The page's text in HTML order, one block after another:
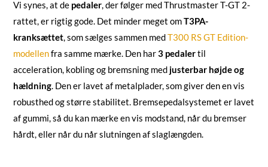
Vi synes, at de pedaler, der følger med Thrustmaster T-GT 2-
rattet, er rigtig gode. Det minder meget omT3PA-
kranksættet, som sælges sammen medT300 RS GT Edition-
modellenfra samme mærke. Den har3 pedalertil
acceleration, kobling og bremsning med justerbar højde og
hældning. Den er lavet af metalplader, som giver den en vis
robusthed og større stabilitet. Bremsepedalsystemet er lavet
af gummi, så du kan mærke en vis modstand, når du bremser
hårdt, eller når du når slutningen af slaglængden.